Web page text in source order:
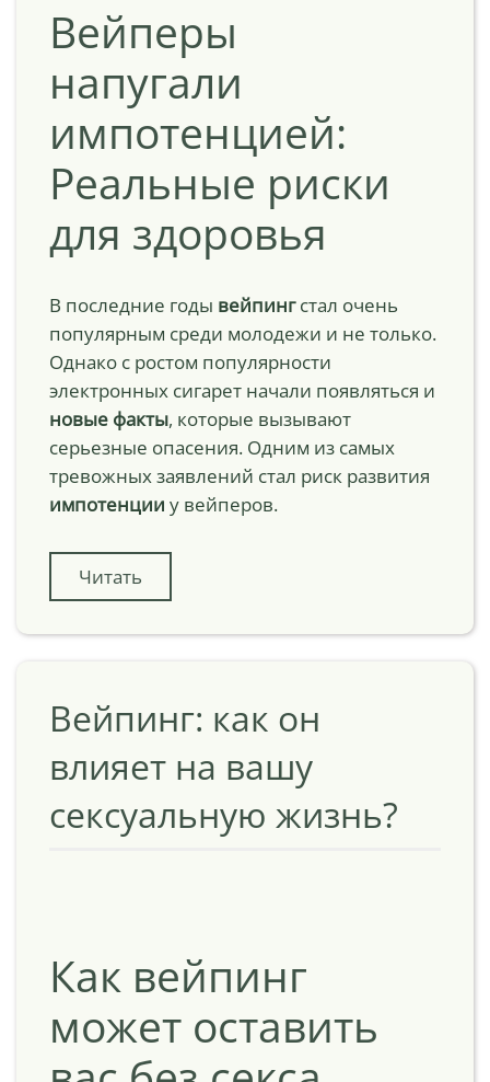
Вейперы
напугали
импотенцией:
Реальные риски
для здоровья
В последние годы вейпингстал очень
популярным среди молодежи и не только.
Однако с ростом популярности
электронных сигарет начали появляться и
новые факты, которые вызывают
серьезные опасения. Одним из самых
тревожных заявлений стал риск развития
импотенции у вейперов.
Читать
Вейпинг: как он
влияет на вашу
сексуальную жизнь?
Как вейпинг
может оставить